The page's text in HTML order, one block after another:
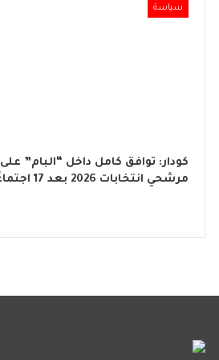
سياسة
كودار: توافق كامل داخل “البام” على
مرشحي انتخابات 2026 بعد 17 اجتماعًا